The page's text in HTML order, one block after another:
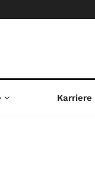
Karriere